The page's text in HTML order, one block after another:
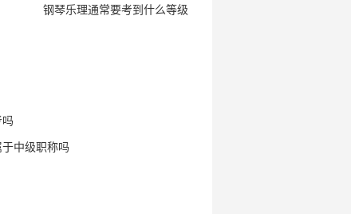
钢琴乐理通常要考到什么等级
吗
中级职称吗